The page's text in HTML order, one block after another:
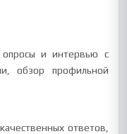
опросы и интервью с
обзор профильной
ответов,